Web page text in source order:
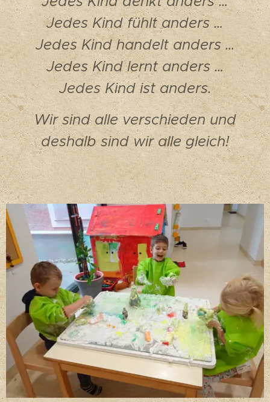
Jedes Kind fühlt anders …
Jedes Kind handelt anders …
Jedes Kind lernt anders …
Jedes Kind ist anders.
Wir sind alle verschieden und
deshalb sind wir alle gleich!